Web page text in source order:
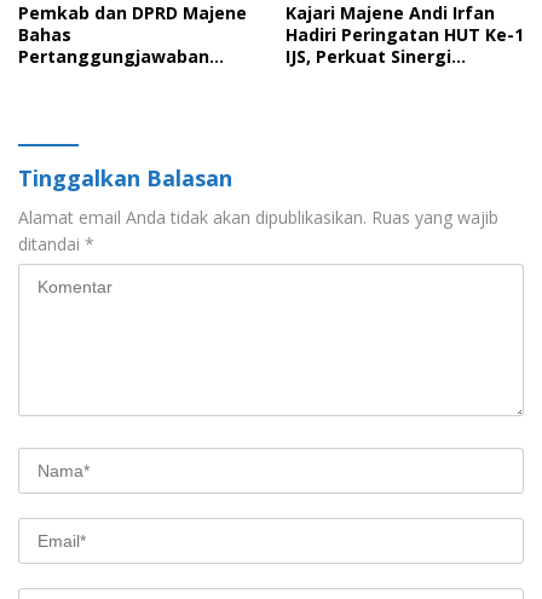
Pemkab dan DPRD Majene
Bahas
Pertanggungjawaban
Kajari Majene Andi Irfan
Hadiri Peringatan HUT Ke-1
IJS, Perkuat Sinergi
Tinggalkan Balasan
Alamat email Anda tidak akan dipublikasikan. Ruas yang wajib
ditandai *